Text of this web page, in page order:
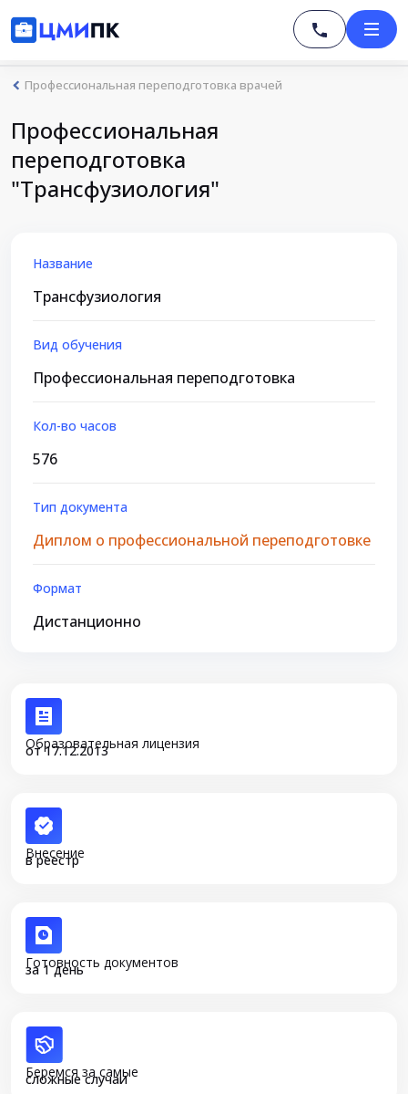
Профессиональная переподготовка врачей
Профессиональная
переподготовка
"Трансфузиология"
Название
Трансфузиология
Вид обучения
Профессиональная переподготовка
Кол-во часов
576
Тип документа
Диплом о профессиональной переподготовке
Формат
Дистанционно
Образовательная лицензия
от 17.12.2013
Внесение
в реестр
Готовность документов
за 1 день
Беремся за самые
сложные случаи